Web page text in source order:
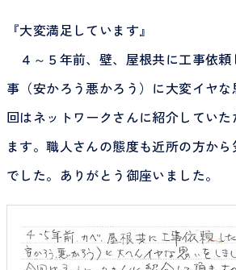
『大変満足しています』
４～５年前、壁、屋根共に工事依
事（安かろう悪かろう）に大変イヤ
回はネットワークさんに紹介してい
ます。職人さんの態度も近所の方か
でした。ありがとう御座いました。